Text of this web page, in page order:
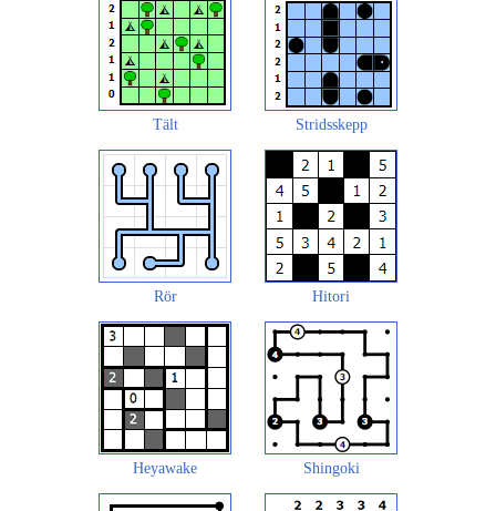
Tält Stridsskepp
Rör Hitori
Heyawake Shingoki